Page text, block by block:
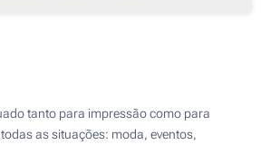
tanto para impressão como para
as situações: moda, eventos,